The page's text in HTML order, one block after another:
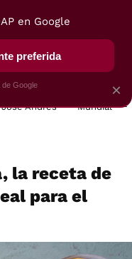
VEGUI
José Andrés Mundial
la receta de
para el
×
en Google
preferida
Google